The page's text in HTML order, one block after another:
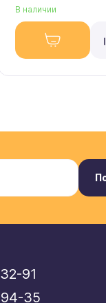
В наличии
91
35